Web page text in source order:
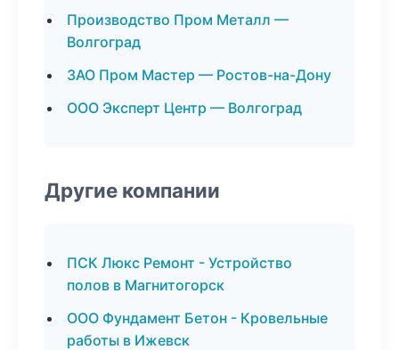
Производство Пром Металл —
Волгоград
ЗАО Пром Мастер — Ростов-на-Дону
ООО Эксперт Центр — Волгоград
Другие компании
ПСК Люкс Ремонт - Устройство
полов в Магнитогорск
ООО Фундамент Бетон - Кровельные
работы в Ижевск